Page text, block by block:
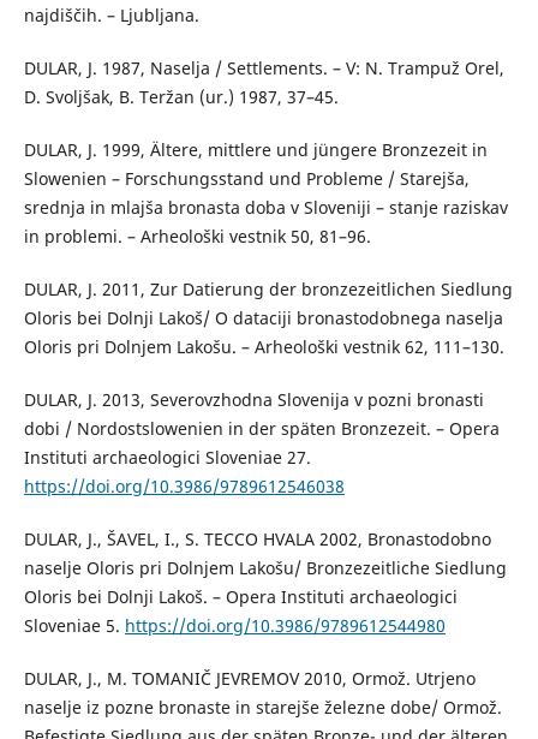
najdiščih. – Ljubljana.
DULAR, J. 1987, Naselja / Settlements. – V: N. Trampuž Orel,
D. Svoljšak, B. Teržan (ur.) 1987, 37–45.
DULAR, J. 1999, Ältere, mittlere und jüngere Bronzezeit in
Slowenien – Forschungsstand und Probleme / Starejša,
srednja in mlajša bronasta doba v Sloveniji – stanje raziskav
in problemi. – Arheološki vestnik 50, 81–96.
DULAR, J. 2011, Zur Datierung der bronzezeitlichen Siedlung
Oloris bei Dolnji Lakoš/ O dataciji bronastodobnega naselja
Oloris pri Dolnjem Lakošu. – Arheološki vestnik 62, 111–130.
DULAR, J. 2013, Severovzhodna Slovenija v pozni bronasti
dobi / Nordostslowenien in der späten Bronzezeit. – Opera
Instituti archaeologici Sloveniae 27.
https://doi.org/10.3986/9789612546038
DULAR, J., ŠAVEL, I., S. TECCO HVALA 2002, Bronastodobno
naselje Oloris pri Dolnjem Lakošu/ Bronzezeitliche Siedlung
Oloris bei Dolnji Lakoš. – Opera Instituti archaeologici
Sloveniae 5. https://doi.org/10.3986/9789612544980
DULAR, J., M. TOMANIČ JEVREMOV 2010, Ormož. Utrjeno
naselje iz pozne bronaste in starejše železne dobe/ Ormož.